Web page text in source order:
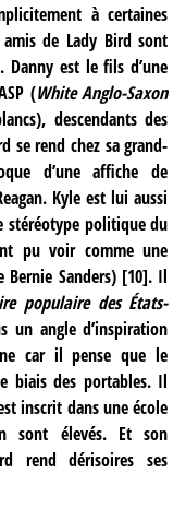
à certaines
de Lady Bird sont
Danny est le fils d’une
(White Anglo-Saxon
descendants des
se rend chez sa grand-
d’une affiche de
Kyle est lui aussi
stéréotype politique du
pu voir comme une
Sanders)[10]. Il
populaire des États-
un angle d’inspiration
car il pense que le
biais des portables. Il
inscrit dans une école
sont élevés. Et son
rend dérisoires ses